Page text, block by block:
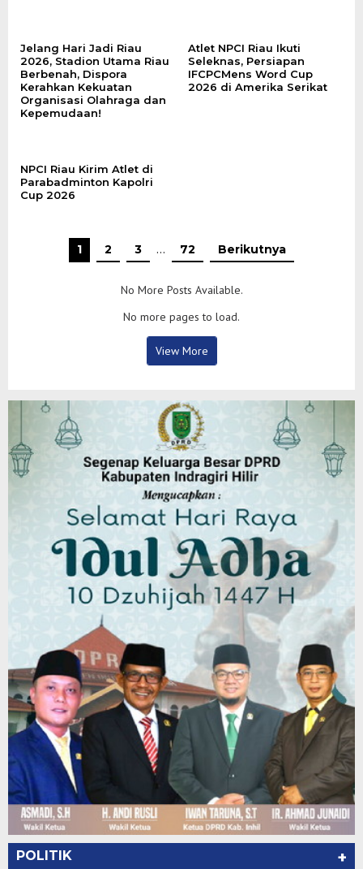
Jelang Hari Jadi Riau
2026, Stadion Utama Riau
Berbenah, Dispora
Kerahkan Kekuatan
Organisasi Olahraga dan
Kepemudaan!
Atlet NPCI Riau Ikuti
Seleknas, Persiapan
IFCPCMens Word Cup
2026 di Amerika Serikat
NPCI Riau Kirim Atlet di
Parabadminton Kapolri
Cup 2026
1 2 3 … 72 Berikutnya
No More Posts Available.
No more pages to load.
View More
POLITIK +